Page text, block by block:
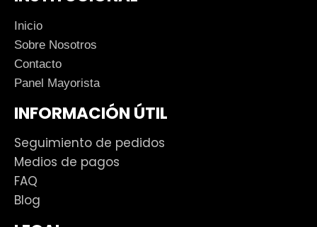
Inicio
Sobre Nosotros
Contacto
Panel Mayorista
INFORMACIÓN ÚTIL
Seguimiento de pedidos
Medios de pagos
FAQ
Blog